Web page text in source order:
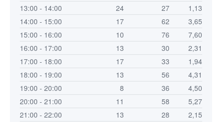
13:00 - 14:00
24 27
1,13
14:00 - 15:00
17 62
3,65
15:00 - 16:00
10 76
7,60
16:00 - 17:00
13 30
2,31
17:00 - 18:00
17 33
1,94
18:00 - 19:00
13 56
4,31
19:00 - 20:00
8 36
4,50
20:00 - 21:00
11 58
5,27
21:00 - 22:00
13 28
2,15